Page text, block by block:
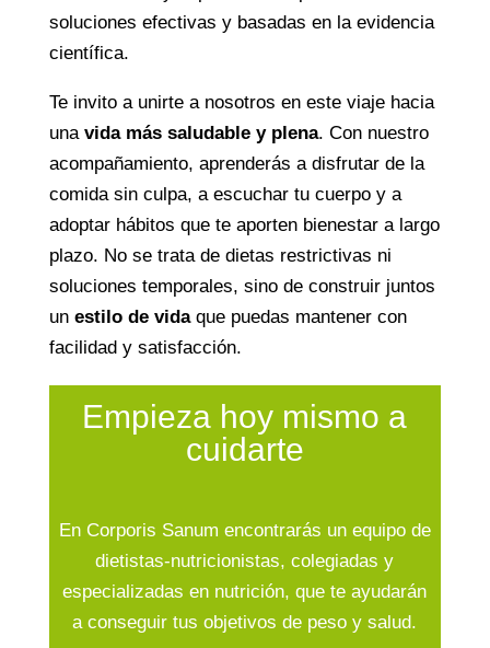
soluciones efectivas y basadas en la evidencia
científica.
Te invito a unirte a nosotros en este viaje hacia
una vida más saludable y plena. Con nuestro
acompañamiento, aprenderás a disfrutar de la
comida sin culpa, a escuchar tu cuerpo y a
adoptar hábitos que te aporten bienestar a largo
plazo. No se trata de dietas restrictivas ni
soluciones temporales, sino de construir juntos
un estilo de vidaque puedas mantener con
facilidad y satisfacción.
Empieza hoy mismo a
cuidarte
En Corporis Sanum encontrarás un equipo de
dietistas-nutricionistas, colegiadas y
especializadas en nutrición, que te ayudarán
a conseguir tus objetivos de peso y salud.